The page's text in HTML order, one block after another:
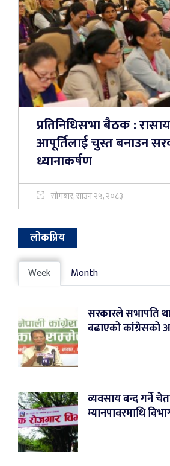
प्रतिनिधिसभा बैठक :
आपूर्तिलाई चुस्त बनाउन
ध्यानाकर्षण
सोमबार, साउन २५, २०८३
लोकप्रिय
Week Month
सरकारले सभापति
बढाएको कांग्रेसको
व्यवसाय बन्द गर्ने
म्यानपावरमाथि